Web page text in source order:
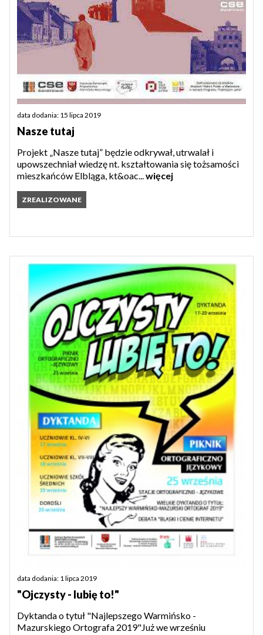
data dodania: 15 lipca 2019
Nasze tutaj
Projekt „Nasze tutaj” będzie odkrywał, utrwalał i
upowszechniał wiedzę nt. kształtowania się tożsamości
mieszkańców Elbląga, kt&oac...więcej
ZREALIZOWANE
data dodania: 1 lipca 2019
"Ojczysty - lubię to!"
Dyktanda o tytuł "Najlepszego Warmińsko -
Mazurskiego Ortografa 2019"Już we wrześniu